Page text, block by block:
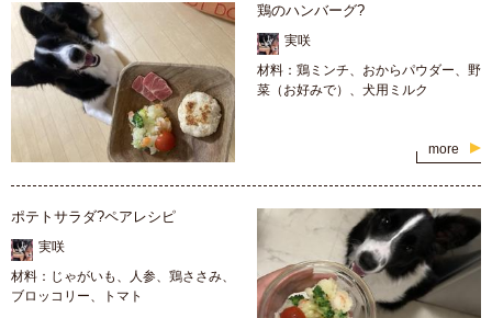
鶏のハンバーグ?
実咲
材料：鶏ミンチ、おからパウダー、野
菜（お好みで）、犬用ミルク
more
ポテトサラダ?ペアレシピ
実咲
材料：じゃがいも、人参、鶏ささみ、
ブロッコリー、トマト